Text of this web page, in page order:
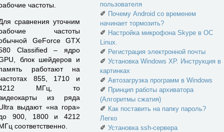
частоты.
сравнения уточним
частоты
GeForce GTX
Classified – ядро
блок шейдеров и
работают на
855, 1710 и
МГц, то
из ряда
выдают «на гора»
900, 1800 и 4212
соответственно.
пользователя
✐ Почему Android со временем
начинает тормозить?
✐ Настройка микрофона Skype в ОС
Linux.
✐ Регистрация электронной почты
✐ Установка Windows XP. Инструкция в
картинках
✐ Автозагрузка программ в Windows
✐ Принцип работы архиватора
(Алгоритмы сжатия)
✐ Как поставить на папку пароль?
Легко
✐ Установка ssh-сервера